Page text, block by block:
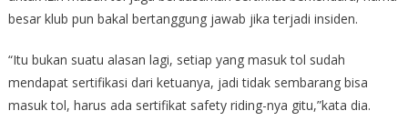
besar klub pun bakal bertanggung jawab jika terjadi insiden.
“Itu bukan suatu alasan lagi, setiap yang masuk tol sudah
mendapat sertifikasi dari ketuanya, jadi tidak sembarang bisa
masuk tol, harus ada sertifikat safety riding-nya gitu,”kata dia.